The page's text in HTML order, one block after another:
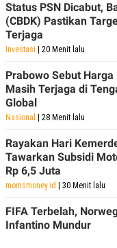
Status PSN Dicabut,
(CBDK) Pastikan
Terjaga
Investasi | 20 Menit lalu
Prabowo Sebut Harga
Masih Terjaga di
Global
Nasional | 28 Menit lalu
Rayakan Hari
Tawarkan Subsidi
Rp 6,5 Juta
momsmoney.id | 30 Menit lalu
FIFA Terbelah,
Infantino Mundur